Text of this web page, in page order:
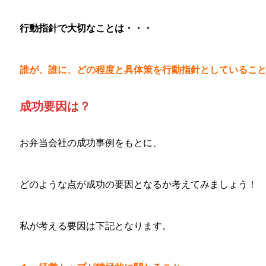
行動指針で大切なことは・・・
誰が、誰に、どの程度と具体策を行動指針としているこ
成功要因は？
お弁当会社の成功事例をもとに、
どのような点が成功の要因となるか考えてみましょう！
私が考える要因は下記となります。